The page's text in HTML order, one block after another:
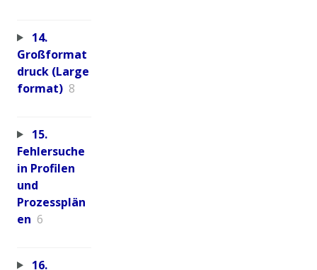
14.
Großformat
druck (Large
format) 8
15.
Fehlersuche
in Profilen
und
Prozessplän
en 6
16.